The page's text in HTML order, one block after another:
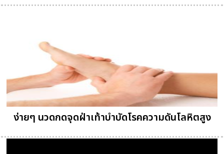
ง่ายๆ นวดกดจุดฝ่าเท้าบำบัดโรคความดันโลหิตสูง